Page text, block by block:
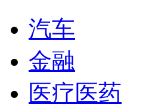
汽车
金融
医疗医药